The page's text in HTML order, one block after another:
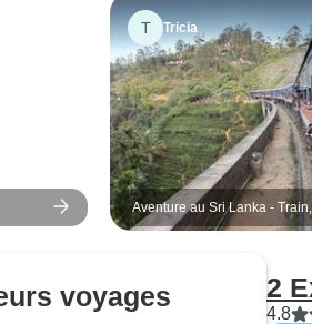
T Tricia
Aventure au Sri Lanka -
et Safari !
voyages
2
4.8